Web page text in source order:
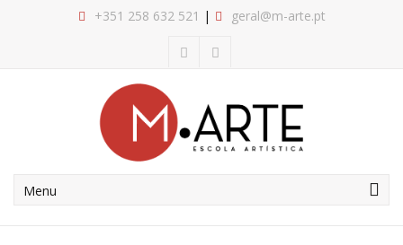
+351 258 632 521 geral@m-arte.pt
Menu